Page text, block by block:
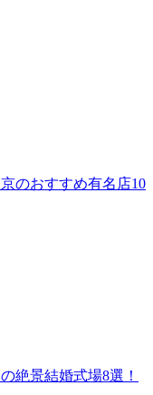
のおすすめ有名店10
絶景結婚式場8選！